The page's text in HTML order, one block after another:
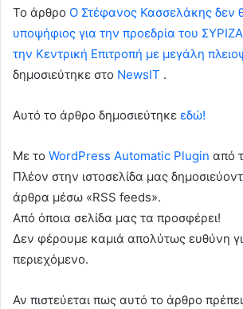
To άρθρο Ο Στέφανος Κασσελάκης δεν
υποψήφιος για την προεδρία του
την Κεντρική Επιτροπή με μεγάλη
δημοσιεύτηκε στο NewsIT .
Αυτό το άρθρο δημοσιεύτηκε εδώ!
Με το WordPress Automatic Plugin από
Πλέον στην ιστοσελίδα μας
άρθρα μέσω «RSS feeds».
Από όποια σελίδα μας τα προσφέρει!
Δεν φέρουμε καμιά απολύτως ευθύνη
περιεχόμενο.
Αν πιστεύεται πως αυτό το άρθρο